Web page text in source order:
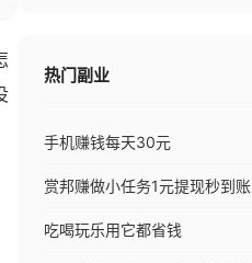
热门副业
手机赚钱每天30元
赏邦赚做小任务1元提现秒到账
吃喝玩乐用它都省钱